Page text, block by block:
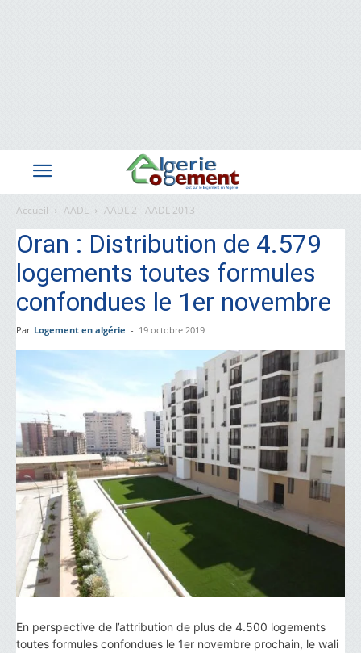
Accueil AADL AADL 2 - AADL 2013
Oran : Distribution de 4.579
logements toutes formules
confondues le 1er novembre
Par Logement en algérie - 19 octobre 2019
En perspective de l’attribution de plus de 4.500 logements
toutes formules confondues le 1er novembre prochain, le wali